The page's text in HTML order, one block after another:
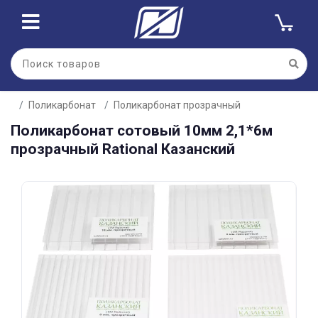
Поликарбонат Поликарбонат прозрачный
Поликарбонат сотовый 10мм 2,1*6м
прозрачный Rational Казанский
Для клиентов всех банков
Разбейте
оплатуна части
без переплат
График платежей